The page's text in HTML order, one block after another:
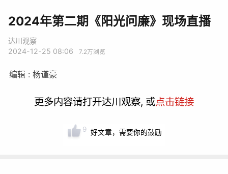
2024年第二期《阳光问廉》现场直播
达川观察
2024-12-25 08:06
7.2万浏览
编辑 : 杨谨豪
更多内容请打开达川观察, 或点击链接
9 好文章，需要你的鼓励